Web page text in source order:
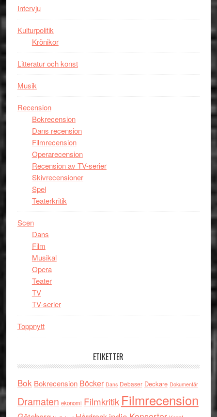
Intervju
Kulturpolitik
Krönikor
Litteratur och konst
Musik
Recension
Bokrecension
Dans recension
Filmrecension
Operarecension
Recension av TV-serier
Skivrecensioner
Spel
Teaterkritik
Scen
Dans
Film
Musikal
Opera
Teater
TV
TV-serier
Toppnytt
ETIKETTER
Bok Bokrecension Böcker Dans Debaser Deckare Dokumentär
Dramaten ekonomi Filmkritik Filmrecension